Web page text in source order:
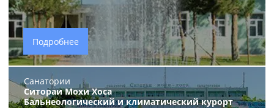
Подробнее
Санатории
Ситораи Мохи Хоса
Бальнеологический и климатический курорт